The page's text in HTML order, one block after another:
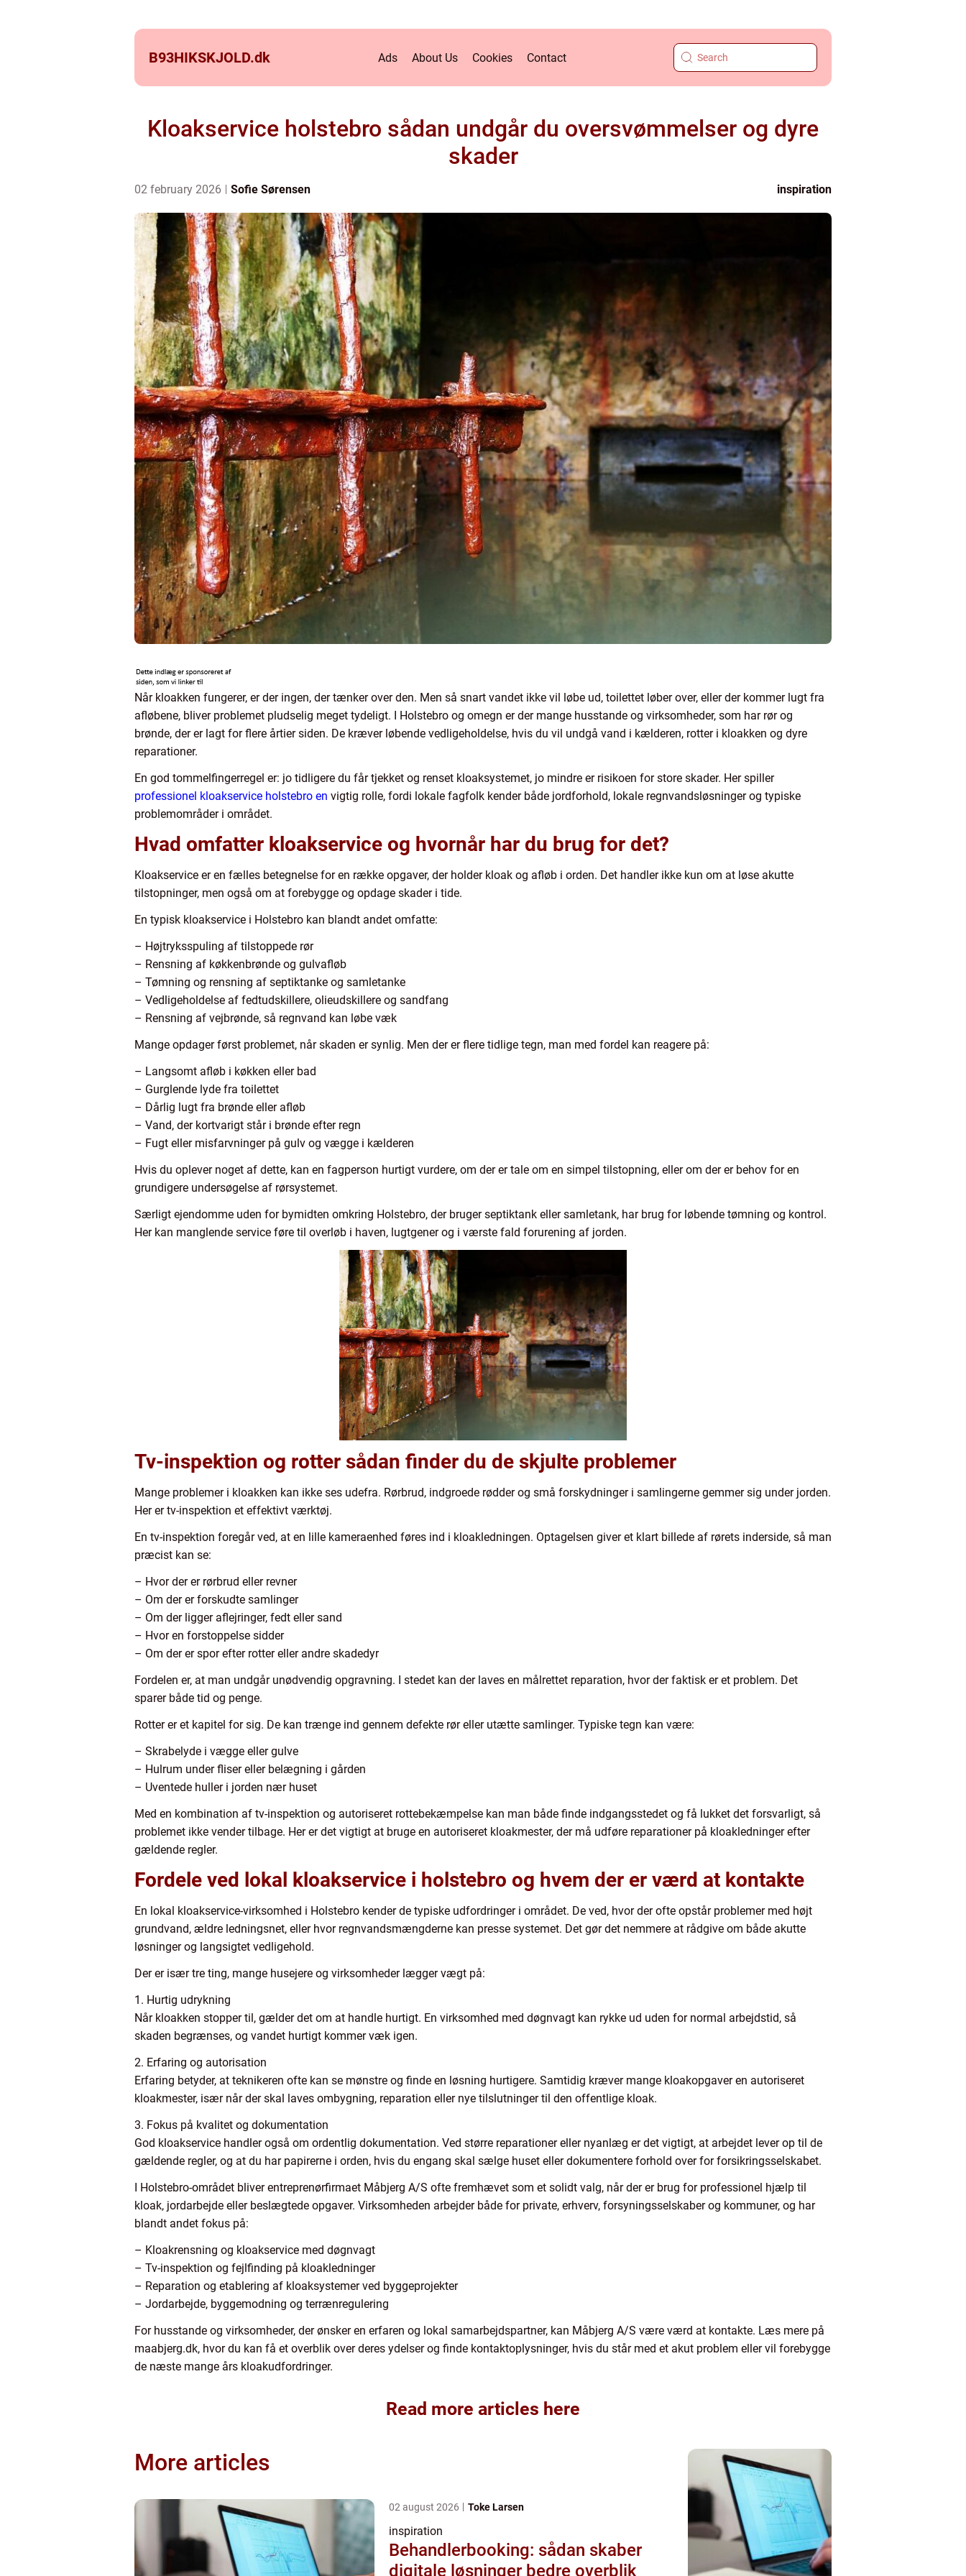
B93HIKSKJOLD.dk Ads About Us Cookies Contact
Kloakservice holstebro sådan undgår du oversvømmelser og dyre
skader
02 february 2026 Sofie Sørensen inspiration
Når kloakken fungerer, er der ingen, der tænker over den. Men så snart vandet ikke vil løbe ud, toilettet løber over, eller der kommer lugt fra
afløbene, bliver problemet pludselig meget tydeligt. I Holstebro og omegn er der mange husstande og virksomheder, som har rør og
brønde, der er lagt for flere årtier siden. De kræver løbende vedligeholdelse, hvis du vil undgå vand i kælderen, rotter i kloakken og dyre
reparationer.
En god tommelfingerregel er: jo tidligere du får tjekket og renset kloaksystemet, jo mindre er risikoen for store skader. Her spiller
professionel kloakservice holstebro en vigtig rolle, fordi lokale fagfolk kender både jordforhold, lokale regnvandsløsninger og typiske
problemområder i området.
Hvad omfatter kloakservice og hvornår har du brug for det?
Kloakservice er en fælles betegnelse for en række opgaver, der holder kloak og afløb i orden. Det handler ikke kun om at løse akutte
tilstopninger, men også om at forebygge og opdage skader i tide.
En typisk kloakservice i Holstebro kan blandt andet omfatte:
– Højtryksspuling af tilstoppede rør
– Rensning af køkkenbrønde og gulvafløb
– Tømning og rensning af septiktanke og samletanke
– Vedligeholdelse af fedtudskillere, olieudskillere og sandfang
– Rensning af vejbrønde, så regnvand kan løbe væk
Mange opdager først problemet, når skaden er synlig. Men der er flere tidlige tegn, man med fordel kan reagere på:
– Langsomt afløb i køkken eller bad
– Gurglende lyde fra toilettet
– Dårlig lugt fra brønde eller afløb
– Vand, der kortvarigt står i brønde efter regn
– Fugt eller misfarvninger på gulv og vægge i kælderen
Hvis du oplever noget af dette, kan en fagperson hurtigt vurdere, om der er tale om en simpel tilstopning, eller om der er behov for en
grundigere undersøgelse af rørsystemet.
Særligt ejendomme uden for bymidten omkring Holstebro, der bruger septiktank eller samletank, har brug for løbende tømning og kontrol.
Her kan manglende service føre til overløb i haven, lugtgener og i værste fald forurening af jorden.
Tv-inspektion og rotter sådan finder du de skjulte problemer
Mange problemer i kloakken kan ikke ses udefra. Rørbrud, indgroede rødder og små forskydninger i samlingerne gemmer sig under jorden.
Her er tv-inspektion et effektivt værktøj.
En tv-inspektion foregår ved, at en lille kameraenhed føres ind i kloakledningen. Optagelsen giver et klart billede af rørets inderside, så man
præcist kan se:
– Hvor der er rørbrud eller revner
– Om der er forskudte samlinger
– Om der ligger aflejringer, fedt eller sand
– Hvor en forstoppelse sidder
– Om der er spor efter rotter eller andre skadedyr
Fordelen er, at man undgår unødvendig opgravning. I stedet kan der laves en målrettet reparation, hvor der faktisk er et problem. Det
sparer både tid og penge.
Rotter er et kapitel for sig. De kan trænge ind gennem defekte rør eller utætte samlinger. Typiske tegn kan være:
– Skrabelyde i vægge eller gulve
– Hulrum under fliser eller belægning i gården
– Uventede huller i jorden nær huset
Med en kombination af tv-inspektion og autoriseret rottebekæmpelse kan man både finde indgangsstedet og få lukket det forsvarligt, så
problemet ikke vender tilbage. Her er det vigtigt at bruge en autoriseret kloakmester, der må udføre reparationer på kloakledninger efter
gældende regler.
Fordele ved lokal kloakservice i holstebro og hvem der er værd at kontakte
En lokal kloakservice-virksomhed i Holstebro kender de typiske udfordringer i området. De ved, hvor der ofte opstår problemer med højt
grundvand, ældre ledningsnet, eller hvor regnvandsmængderne kan presse systemet. Det gør det nemmere at rådgive om både akutte
løsninger og langsigtet vedligehold.
Der er især tre ting, mange husejere og virksomheder lægger vægt på:
1. Hurtig udrykning
Når kloakken stopper til, gælder det om at handle hurtigt. En virksomhed med døgnvagt kan rykke ud uden for normal arbejdstid, så
skaden begrænses, og vandet hurtigt kommer væk igen.
2. Erfaring og autorisation
Erfaring betyder, at teknikeren ofte kan se mønstre og finde en løsning hurtigere. Samtidig kræver mange kloakopgaver en autoriseret
kloakmester, især når der skal laves ombygning, reparation eller nye tilslutninger til den offentlige kloak.
3. Fokus på kvalitet og dokumentation
God kloakservice handler også om ordentlig dokumentation. Ved større reparationer eller nyanlæg er det vigtigt, at arbejdet lever op til de
gældende regler, og at du har papirerne i orden, hvis du engang skal sælge huset eller dokumentere forhold over for forsikringsselskabet.
I Holstebro-området bliver entreprenørfirmaet Måbjerg A/S ofte fremhævet som et solidt valg, når der er brug for professionel hjælp til
kloak, jordarbejde eller beslægtede opgaver. Virksomheden arbejder både for private, erhverv, forsyningsselskaber og kommuner, og har
blandt andet fokus på:
– Kloakrensning og kloakservice med døgnvagt
– Tv-inspektion og fejlfinding på kloakledninger
– Reparation og etablering af kloaksystemer ved byggeprojekter
– Jordarbejde, byggemodning og terrænregulering
For husstande og virksomheder, der ønsker en erfaren og lokal samarbejdspartner, kan Måbjerg A/S være værd at kontakte. Læs mere på
maabjerg.dk, hvor du kan få et overblik over deres ydelser og finde kontaktoplysninger, hvis du står med et akut problem eller vil forebygge
de næste mange års kloakudfordringer.
Read more articles here
More articles
02 august 2026 Toke Larsen
inspiration
Behandlerbooking: sådan skaber
digitale løsninger bedre overblik